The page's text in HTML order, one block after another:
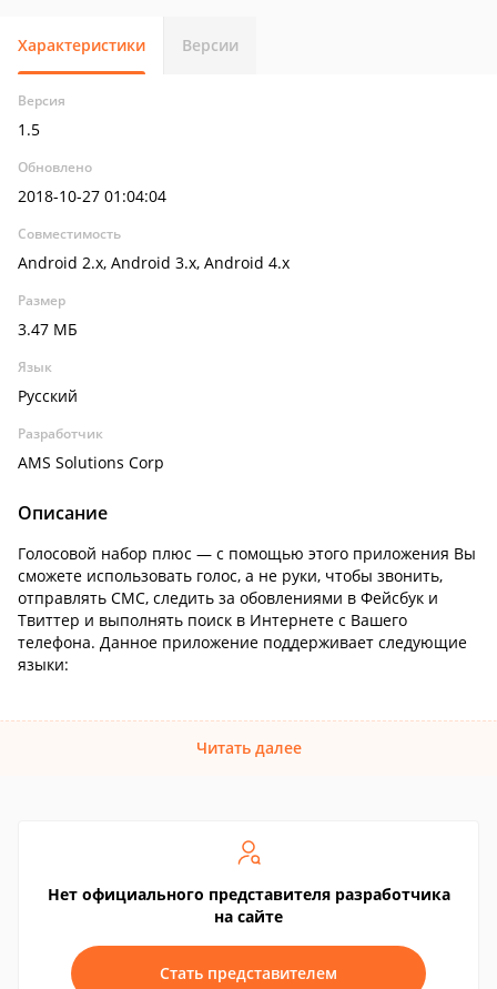
Характеристики Версии
Версия
1.5
Обновлено
2018-10-27 01:04:04
Совместимость
Android 2.x, Android 3.x, Android 4.x
Размер
3.47 МБ
Язык
Русский
Разработчик
AMS Solutions Corp
Описание
Голосовой набор плюс — с помощью этого приложения Вы
сможете использовать голос, а не руки, чтобы звонить,
отправлять СМС, следить за обовлениями в Фейсбук и
Твиттер и выполнять поиск в Интернете с Вашего
телефона. Данное приложение поддерживает следующие
языки:
Читать далее
Нет официального представителя разработчика
на сайте
Стать представителем